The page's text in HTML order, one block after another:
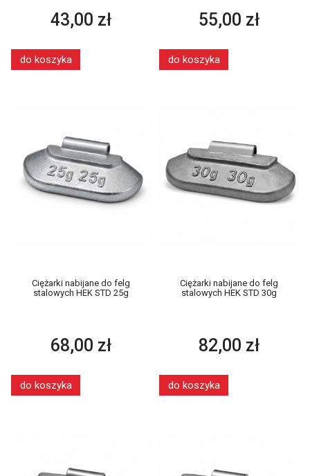
43,00 zł
do koszyka
55,00 zł
do koszyka
Ciężarki nabijane do felg
stalowych HEK STD 25g
68,00 zł
do koszyka
Ciężarki nabijane do felg
stalowych HEK STD 30g
82,00 zł
do koszyka